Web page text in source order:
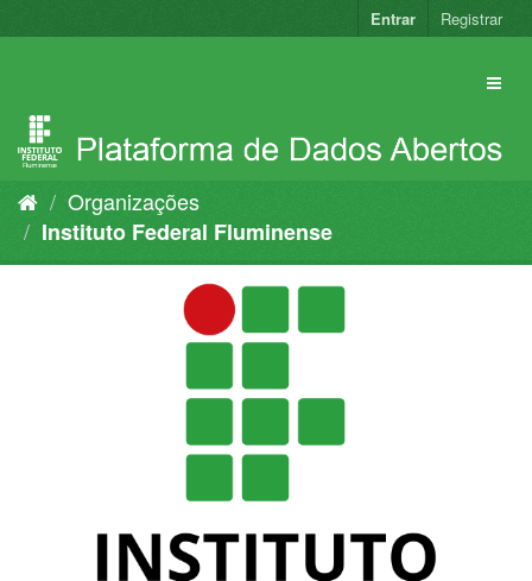
para
Entrar Registrar
Organizações
Instituto Federal Fluminense